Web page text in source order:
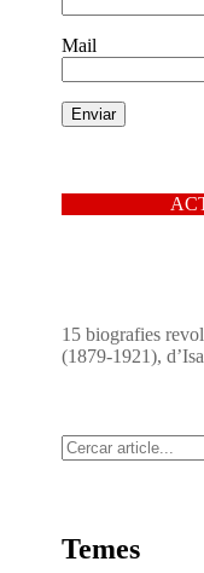
Mail
15 biografies
(1879-1921),
Cerca
Temes